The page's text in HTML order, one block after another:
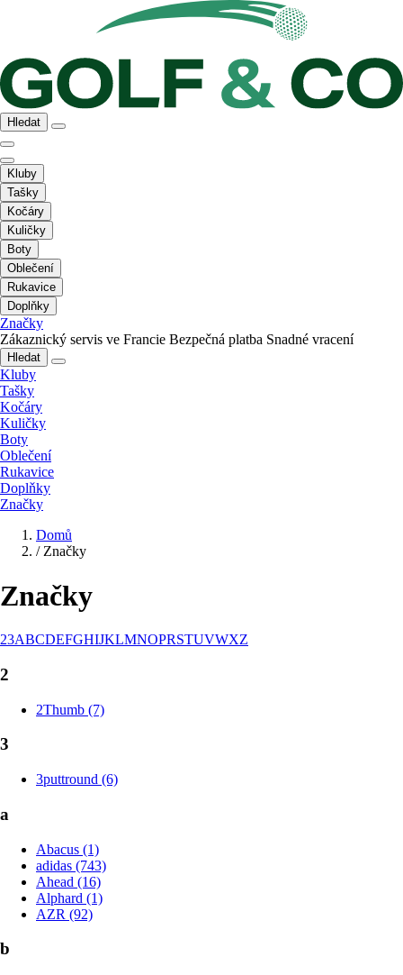
Hledat
Kluby
Tašky
Kočáry
Kuličky
Boty
Oblečení
Rukavice
Doplňky
Značky
Zákaznický servis ve Francie Bezpečná platba Snadné vracení
Hledat
Kluby
Tašky
Kočáry
Kuličky
Boty
Oblečení
Rukavice
Doplňky
Značky
Domů
/ Značky
Značky
23ABCDEFGHIJKLMNOPRSTUVWXZ
2
2Thumb (7)
3
3puttround (6)
a
Abacus (1)
adidas (743)
Ahead (16)
Alphard (1)
AZR (92)
b